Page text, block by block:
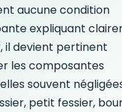
aucune condition
expliquant
il devient pertinent
les composantes
souvent
petit fessier,